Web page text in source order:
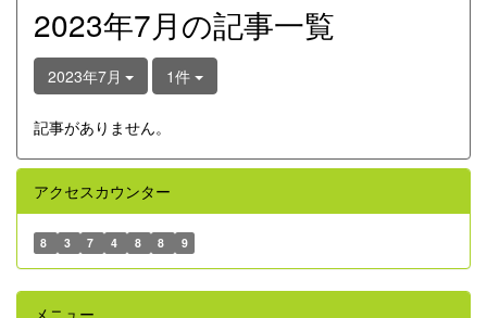
2023年7月の記事一覧
2023年7月 1件
記事がありません。
アクセスカウンター
8 3 7 4 8 8 9
メニュー